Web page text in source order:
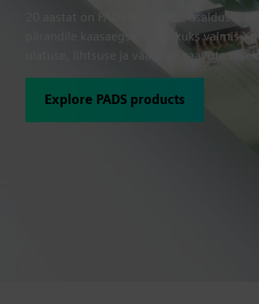
20 aastat on PADS olnud teie
pärandile kaasaegse, tulevikuks valmis
ulatuse, lihtsuse ja väärtuse
Explore PADS products